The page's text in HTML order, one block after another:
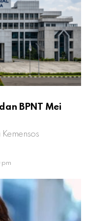
BPNT Mei
pm